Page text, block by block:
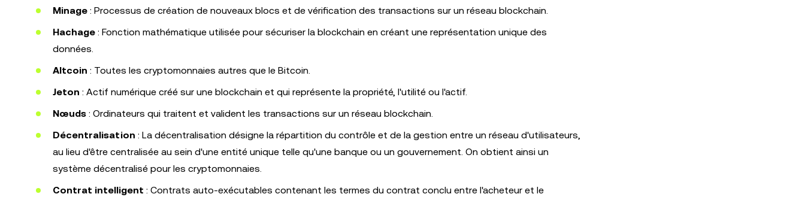
Minage : Processus de création de nouveaux blocs et de vérification des transactions sur un réseau blockchain.
Hachage : Fonction mathématique utilisée pour sécuriser la blockchain en créant une représentation unique des
données.
Altcoin : Toutes les cryptomonnaies autres que le Bitcoin.
Jeton : Actif numérique créé sur une blockchain et qui représente la propriété, l'utilité ou l'actif.
Nœuds : Ordinateurs qui traitent et valident les transactions sur un réseau blockchain.
Décentralisation : La décentralisation désigne la répartition du contrôle et de la gestion entre un réseau d'utilisateurs,
au lieu d'être centralisée au sein d'une entité unique telle qu'une banque ou un gouvernement. On obtient ainsi un
système décentralisé pour les cryptomonnaies.
Contrat intelligent : Contrats auto-exécutables contenant les termes du contrat conclu entre l'acheteur et le